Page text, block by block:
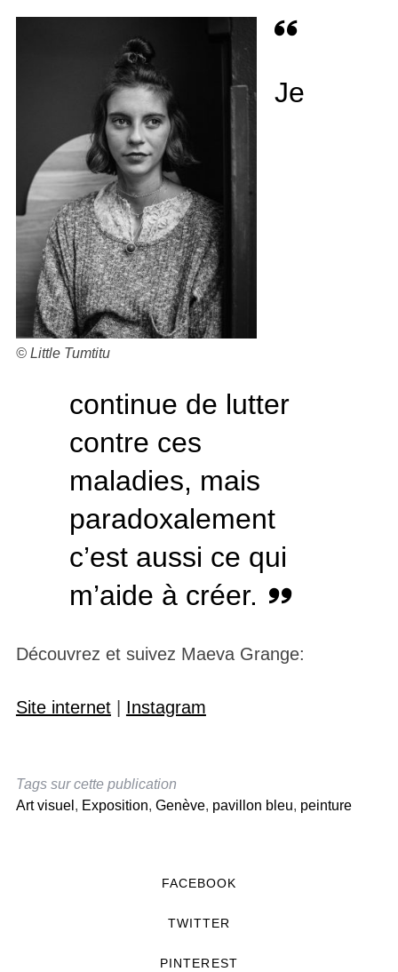
© Little Tumtitu
Je
continue de lutter
contre ces
maladies, mais
paradoxalement
c’est aussi ce qui
m’aide à créer.
Découvrez et suivez Maeva Grange:
Site internet| Instagram
Tags sur cette publication
Art visuel , Exposition, Genève, pavillon bleu, peinture
FACEBOOK
TWITTER
PINTEREST